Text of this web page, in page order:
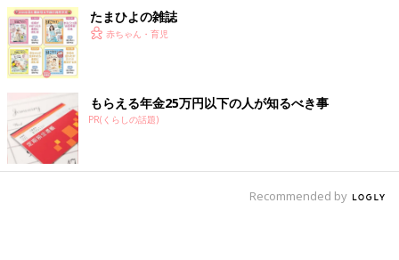
たまひよの雑誌
赤ちゃん・育児
もらえる年金25万円以下の人が知るべき事
PR(くらしの話題)
Recommended by